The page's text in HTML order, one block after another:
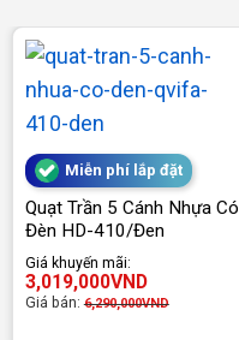
Miễn phí lắp đặt
Quạt Trần 5 Cánh Nhựa Có
Đèn HD-410/Đen
Giá khuyến mãi:
3,019,000VND
Giá bán:6,290,000VND